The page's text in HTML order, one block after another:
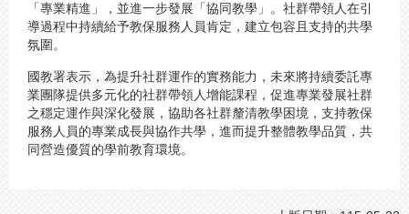
「專業精進」，並進一步發展「協同教學」。社群帶領人在引
導過程中持續給予教保服務人員肯定，建立包容且支持的共學
氛圍。
國教署表示，為提升社群運作的實務能力，未來將持續委託專
業團隊提供多元化的社群帶領人增能課程，促進專業發展社群
之穩定運作與深化發展，協助各社群釐清教學困境，支持教保
服務人員的專業成長與協作共學，進而提升整體教學品質，共
同營造優質的學前教育環境。